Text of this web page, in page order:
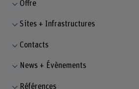
Offre
Sites + Infrastructures
Contacts
News + Évènements
Références